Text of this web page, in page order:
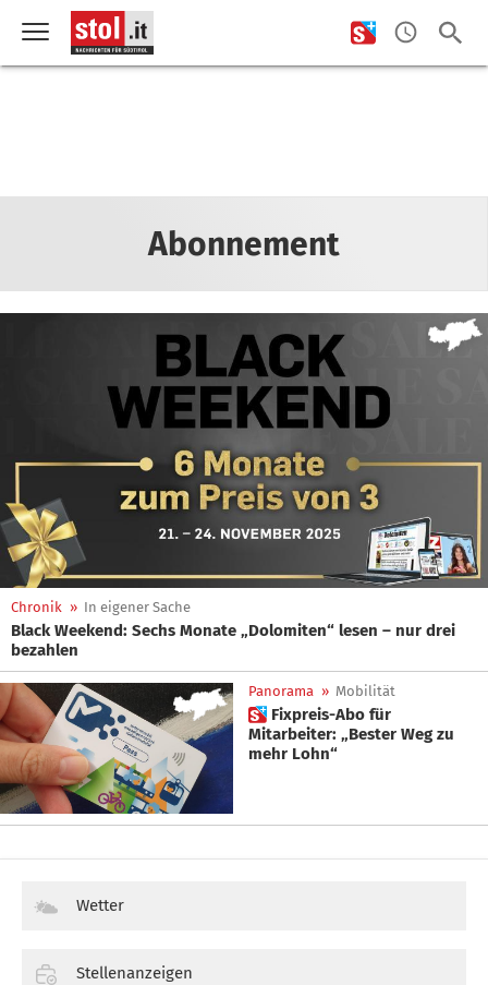
Abonnement
Chronik » In eigener Sache
Black Weekend: Sechs Monate „Dolomiten“ lesen – nur drei
bezahlen
Panorama » Mobilität
 Fixpreis-Abo für
Mitarbeiter: „Bester Weg zu
mehr Lohn“
Wetter
Stellenanzeigen